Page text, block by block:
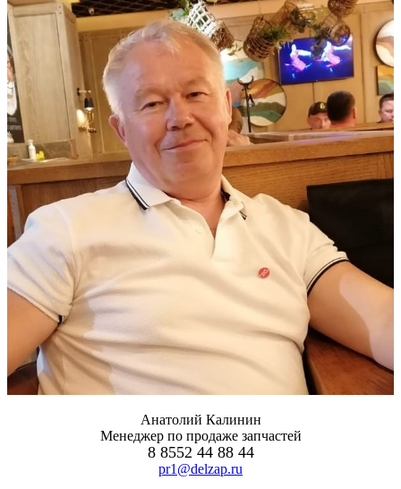
Анатолий Калинин
Менеджер по продаже запчастей
8 8552 44 88 44
pr1@delzap.ru